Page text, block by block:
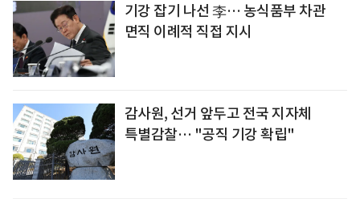
기강 잡기 나선 李… 농식품부 차관
면직 이례적 직접 지시
감사원, 선거 앞두고 전국 지자체
특별감찰… "공직 기강 확립"